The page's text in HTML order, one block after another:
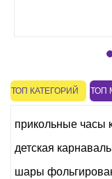
ТОП КАТЕГОРИЙ ТОП
прикольные часы
детская
шары